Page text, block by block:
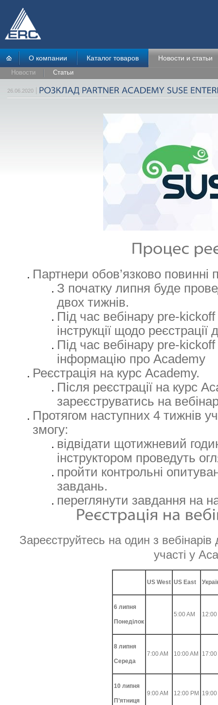
О компании Каталог товаров Новости и статьи
Новости Статьи
26.06.2020
Партнери обов’язково повинні
З початку липня буде
двох тижнів.
Під час вебінару pre-
інструкції щодо
Під час вебінару pre-
інформацію про Academy
Реєстрація на курс Academy.
Після реєстрації на курс
зареєструватись на
Протягом наступних 4 тижнів
змогу:
відвідати щотижневий
інструктором проведуть
пройти контрольні
завдань.
переглянути завдання на
Зареєструйтесь на один з
участі у
US West US East
6 липня
Понеділок
5:00 AM 12:00
8 липня
Середа
7:00 AM 10:00 AM 17:00
10 липня
П’ятниця
9:00 AM 12:00 PM 19:00